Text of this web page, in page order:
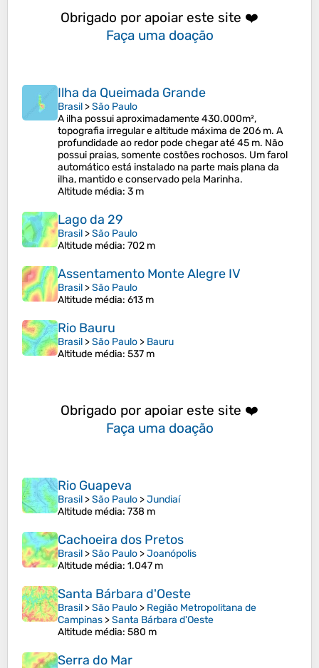
Obrigado por apoiar este site ❤️
Faça uma doação
Ilha da Queimada Grande
Brasil >São Paulo
A ilha possui aproximadamente 430.000m²,
topografia irregular e altitude máxima de 206 m. A
profundidade ao redor pode chegar até 45 m. Não
possui praias, somente costões rochosos. Um farol
automático está instalado na parte mais plana da
ilha, mantido e conservado pela Marinha.
Altitude média: 3 m
Lago da 29
Brasil >São Paulo
Altitude média: 702 m
Assentamento Monte Alegre IV
Brasil >São Paulo
Altitude média: 613 m
Rio Bauru
Brasil >São Paulo > Bauru
Altitude média: 537 m
Obrigado por apoiar este site ❤️
Faça uma doação
Rio Guapeva
Brasil >São Paulo >Jundiaí
Altitude média: 738 m
Cachoeira dos Pretos
Brasil >São Paulo >Joanópolis
Altitude média: 1.047 m
Santa Bárbara d'Oeste
Brasil >São Paulo > Região Metropolitana de
Campinas >Santa Bárbara d'Oeste
Altitude média: 580 m
Serra do Mar